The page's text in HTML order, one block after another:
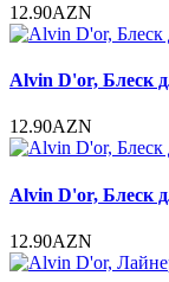
12.90AZN
Alvin D'or, Блеск
12.90AZN
Alvin D'or, Блеск
12.90AZN